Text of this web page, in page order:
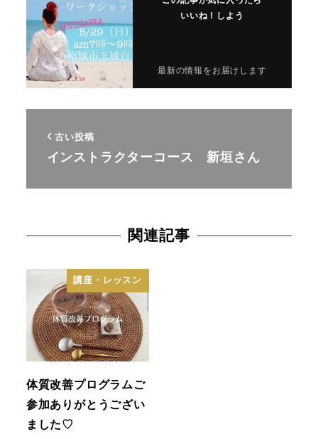
いいね！しよう
最新の情報をお届けします
古い投稿
インストラクターコース 新垣さん
関連記事
講座・レッスン
体質改善プログラムご
参加ありがとうござい
ました♡